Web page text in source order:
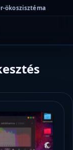
ökoszisztéma